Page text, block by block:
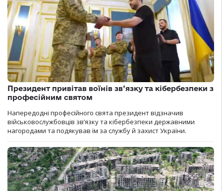
Президент привітав воїнів зв’язку та кібербезпеки з
професійним святом
Напередодні професійного свята президент відзначив
військовослужбовців зв’язку та кібербезпеки державними
нагородами та подякував їм за службу й захист України.